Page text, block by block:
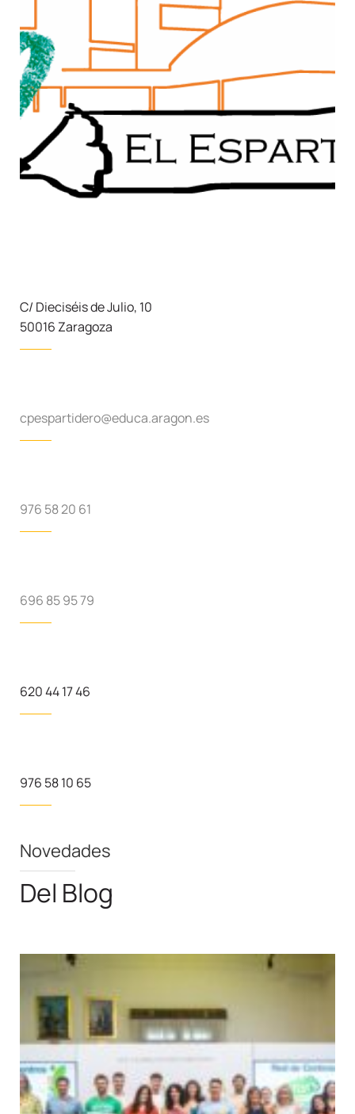
C/ Dieciséis de Julio, 10
50016 Zaragoza
cpespartidero@educa.aragon.es
976 58 20 61
696 85 95 79
620 44 17 46
976 58 10 65
Novedades
Del Blog